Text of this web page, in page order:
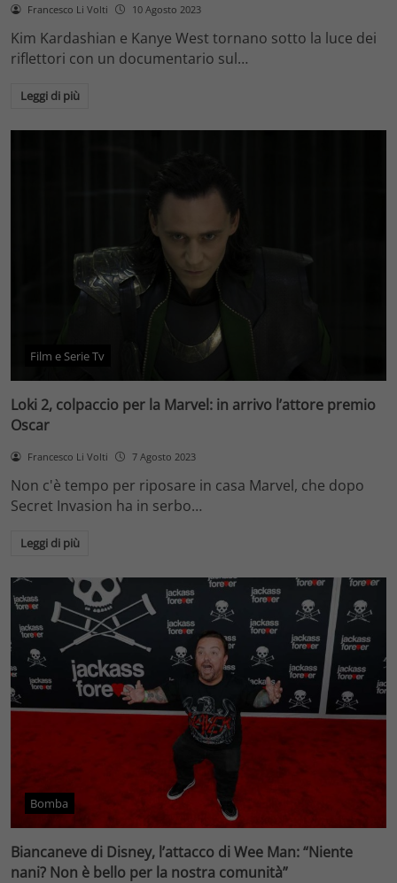
Francesco Li Volti 10 Agosto 2023
Kim Kardashian e Kanye West tornano sotto la luce dei
riflettori con un documentario sul…
Leggi di più
Film e Serie Tv
Loki 2, colpaccio per la Marvel: in arrivo l’attore premio
Oscar
Francesco Li Volti 7 Agosto 2023
Non c'è tempo per riposare in casa Marvel, che dopo
Secret Invasion ha in serbo…
Leggi di più
Bomba
Biancaneve di Disney, l’attacco di Wee Man: “Niente
nani? Non è bello per la nostra comunità”